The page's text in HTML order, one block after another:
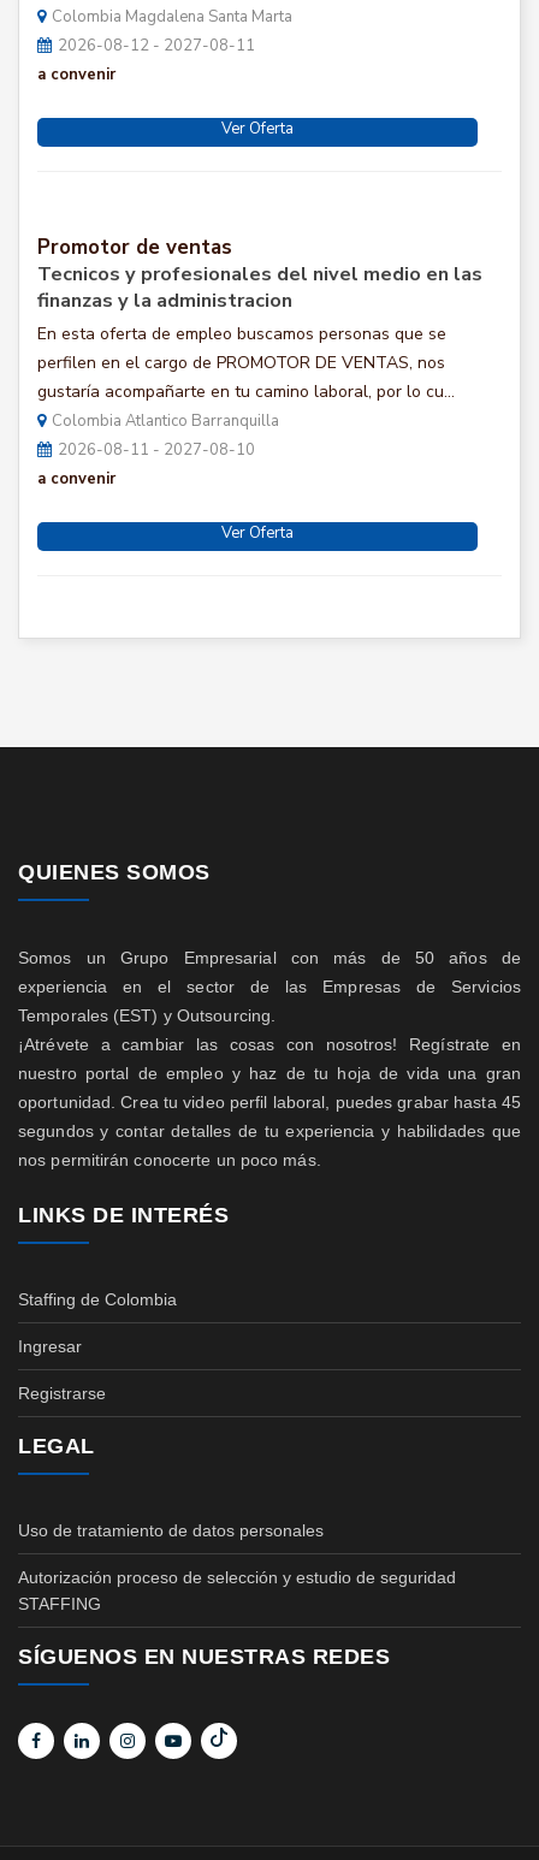
Colombia Magdalena Santa Marta
2026-08-12 - 2027-08-11
a convenir
Ver Oferta
Promotor de ventas
Tecnicos y profesionales del nivel medio en las
finanzas y la administracion
En esta oferta de empleo buscamos personas que se
perfilen en el cargo de PROMOTOR DE VENTAS, nos
gustaría acompañarte en tu camino laboral, por lo cu...
Colombia Atlantico Barranquilla
2026-08-11 - 2027-08-10
a convenir
Ver Oferta
QUIENES SOMOS
Somos un Grupo Empresarial con más de 50 años de
experiencia en el sector de las Empresas de Servicios
Temporales (EST) y Outsourcing.
¡Atrévete a cambiar las cosas con nosotros! Regístrate en
nuestro portal de empleo y haz de tu hoja de vida una gran
oportunidad. Crea tu video perfil laboral, puedes grabar hasta 45
segundos y contar detalles de tu experiencia y habilidades que
nos permitirán conocerte un poco más.
LINKS DE INTERÉS
Staffing de Colombia
Ingresar
Registrarse
LEGAL
Uso de tratamiento de datos personales
Autorización proceso de selección y estudio de seguridad
STAFFING
SÍGUENOS EN NUESTRAS REDES